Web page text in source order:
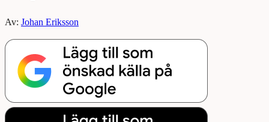
Av: Johan Eriksson